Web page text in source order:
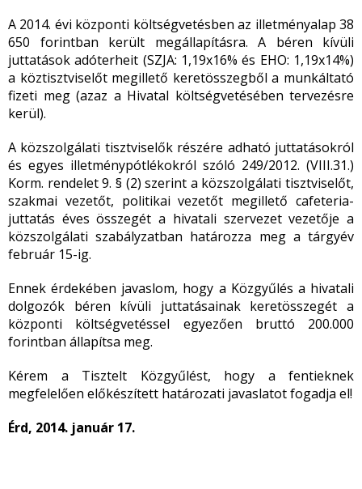
A 2014. évi központi költségvetésben az illetményalap 38
650 forintban került megállapításra. A béren kívüli
juttatások adóterheit (SZJA: 1,19x16% és EHO: 1,19x14%)
a köztisztviselőt megillető keretösszegből a munkáltató
fizeti meg (azaz a Hivatal költségvetésében tervezésre
kerül).
A közszolgálati tisztviselők részére adható juttatásokról
és egyes illetménypótlékokról szóló 249/2012. (VIII.31.)
Korm. rendelet 9. § (2) szerint a közszolgálati tisztviselőt,
szakmai vezetőt, politikai vezetőt megillető cafeteria-
juttatás éves összegét a hivatali szervezet vezetője a
közszolgálati szabályzatban határozza meg a tárgyév
február 15-ig.
Ennek érdekében javaslom, hogy a Közgyűlés a hivatali
dolgozók béren kívüli juttatásainak keretösszegét a
központi költségvetéssel egyezően bruttó 200.000
forintban állapítsa meg.
Kérem a Tisztelt Közgyűlést, hogy a fentieknek
megfelelően előkészített határozati javaslatot fogadja el!
Érd, 2014. január 17.